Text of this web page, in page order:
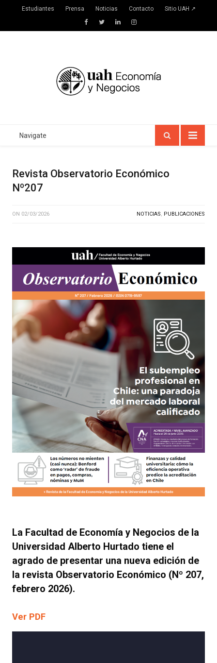
Estudiantes Prensa Noticias Contacto Sitio UAH ↗
FacebookTwitterLinkedInInstagram
Navigate
Revista Observatorio Económico
Nº207
ON 02/03/2026 NOTICIAS, PUBLICACIONES
La Facultad de Economía y Negocios de la
Universidad Alberto Hurtado tiene el
agrado de presentar una nueva edición de
la revista Observatorio Económico (Nº 207,
febrero 2026).
Ver PDF